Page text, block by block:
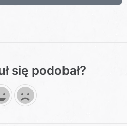
się podobał?